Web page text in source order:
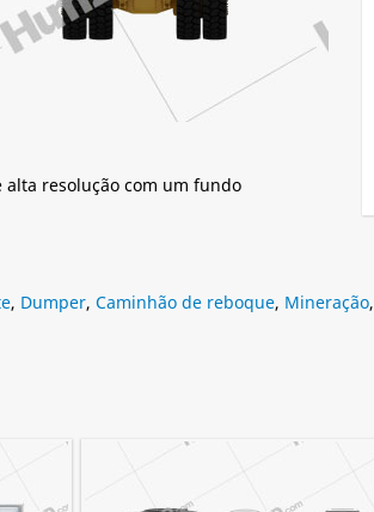
alta resolução com um fundo
, Dumper, Caminhão de reboque, Mineração,